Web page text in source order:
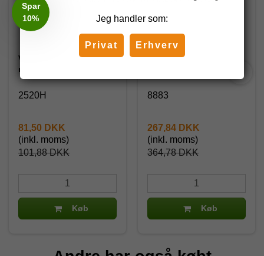
Vikan Gadekost 54 cm,
med gevind - 2520
2520H
101,88 DKK
81,50 DKK
(inkl. moms)
Køb
Total Professionel
8883
364,78 DKK
267,84 DKK
(inkl. moms)
Køb
Jeg handler som:
Privat Erhverv
Spar
10%